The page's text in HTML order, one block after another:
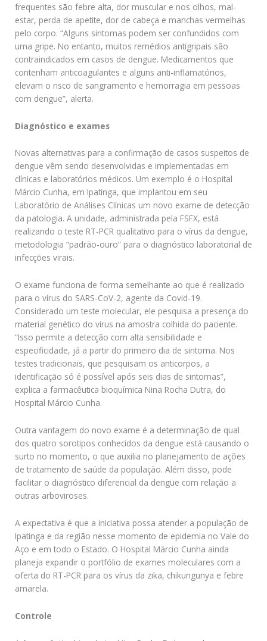
frequentes são febre alta, dor muscular e nos olhos, mal-
estar, perda de apetite, dor de cabeça e manchas vermelhas
pelo corpo. “Alguns sintomas podem ser confundidos com
uma gripe. No entanto, muitos remédios antigripais são
contraindicados em casos de dengue. Medicamentos que
contenham anticoagulantes e alguns anti-inflamatórios,
elevam o risco de sangramento e hemorragia em pessoas
com dengue”, alerta.
Diagnóstico e exames
Novas alternativas para a confirmação de casos suspeitos de
dengue vêm sendo desenvolvidas e implementadas em
clínicas e laboratórios médicos. Um exemplo é o Hospital
Márcio Cunha, em Ipatinga, que implantou em seu
Laboratório de Análises Clínicas um novo exame de detecção
da patologia. A unidade, administrada pela FSFX, está
realizando o teste RT-PCR qualitativo para o vírus da dengue,
metodologia “padrão-ouro” para o diagnóstico laboratorial de
infecções virais.
O exame funciona de forma semelhante ao que é realizado
para o vírus do SARS-CoV-2, agente da Covid-19.
Considerado um teste molecular, ele pesquisa a presença do
material genético do vírus na amostra colhida do paciente.
“Isso permite a detecção com alta sensibilidade e
especificidade, já a partir do primeiro dia de sintoma. Nos
testes tradicionais, que pesquisam os anticorpos, a
identificação só é possível após seis dias de sintomas”,
explica a farmacêutica bioquímica Nina Rocha Dutra, do
Hospital Márcio Cunha.
Outra vantagem do novo exame é a determinação de qual
dos quatro sorotipos conhecidos da dengue está causando o
surto no momento, o que auxilia no planejamento de ações
de tratamento de saúde da população. Além disso, pode
facilitar o diagnóstico diferencial da dengue com relação a
outras arboviroses.
A expectativa é que a iniciativa possa atender a população de
Ipatinga e da região nesse momento de epidemia no Vale do
Aço e em todo o Estado. O Hospital Márcio Cunha ainda
planeja expandir o portfólio de exames moleculares com a
oferta do RT-PCR para os vírus da zika, chikungunya e febre
amarela.
Controle